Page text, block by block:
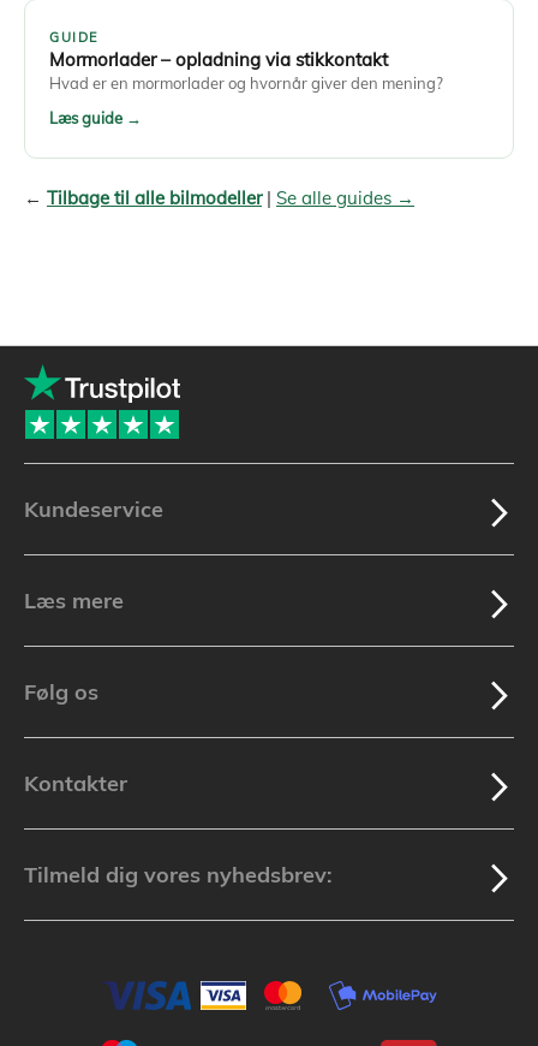
GUIDE
Mormorlader – opladning via stikkontakt
Hvad er en mormorlader og hvornår giver den mening?
Læs guide →
← Tilbage til alle bilmodeller| Se alle guides →
Kundeservice
Læs mere
Følg os
Kontakter
Tilmeld dig vores nyhedsbrev: